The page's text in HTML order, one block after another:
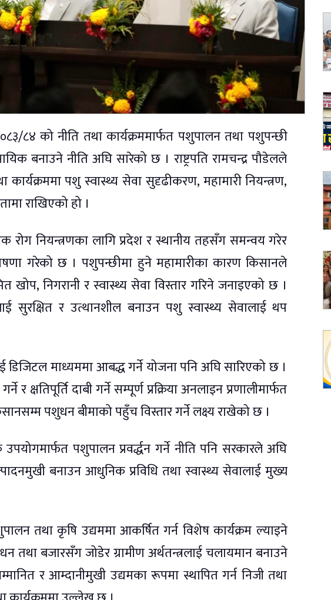
८४ को नीति तथा कार्यक्रममार्फत पशुपालन तथा पशुपन्छी
बनाउने नीति अघि सारेको छ । राष्ट्रपति रामचन्द्र पौडेलले
कार्यक्रममा पशु स्वास्थ्य सेवा सुदृढीकरण, महामारी नियन्त्रण,
राखिएको हो ।
नियन्त्रणका लागि प्रदेश र स्थानीय तहसँग समन्वय गरेर
गरेको छ । पशुपन्छीमा हुने महामारीका कारण किसानले
खोप, निगरानी र स्वास्थ्य सेवा विस्तार गरिने जनाइएको छ ।
सुरक्षित र उत्थानशील बनाउन पशु स्वास्थ्य सेवालाई थप
डिजिटल माध्यममा आबद्ध गर्ने योजना पनि अघि सारिएको छ ।
र क्षतिपूर्ति दाबी गर्ने सम्पूर्ण प्रक्रिया अनलाइन प्रणालीमार्फत
पशुधन बीमाको पहुँच विस्तार गर्ने लक्ष्य राखेको छ ।
पशुपालन प्रवर्द्धन गर्ने नीति पनि सरकारले अघि
बनाउन आधुनिक प्रविधि तथा स्वास्थ्य सेवालाई मुख्य
तथा कृषि उद्यममा आकर्षित गर्न विशेष कार्यक्रम ल्याइने
तथा बजारसँग जोडेर ग्रामीण अर्थतन्त्रलाई चलायमान बनाउने
र आम्दानीमुखी उद्यमका रूपमा स्थापित गर्न निजी तथा